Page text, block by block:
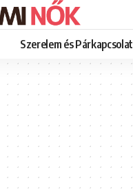
Szerelem és Párkapcsolat